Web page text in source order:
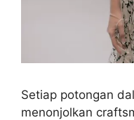
Setiap potongan
menonjolkan